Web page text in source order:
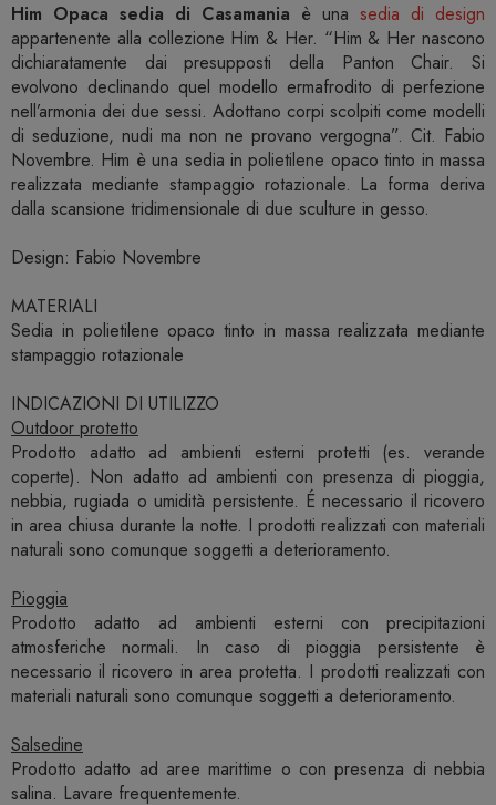
Him Opaca sedia di Casamania è una sedia di design
appartenente alla collezione Him & Her. “Him & Her nascono
dichiaratamente dai presupposti della Panton Chair. Si
evolvono declinando quel modello ermafrodito di perfezione
nell’armonia dei due sessi. Adottano corpi scolpiti come modelli
di seduzione, nudi ma non ne provano vergogna”. Cit. Fabio
Novembre. Him è una sedia in polietilene opaco tinto in massa
realizzata mediante stampaggio rotazionale.‎ La forma deriva
dalla scansione tridimensionale di due sculture in gesso.‎
Design: Fabio Novembre
MATERIALI
Sedia in polietilene opaco tinto in massa realizzata mediante
stampaggio rotazionale
INDICAZIONI DI UTILIZZO
Outdoor protetto
Prodotto adatto ad ambienti esterni protetti (es. verande
coperte). Non adatto ad ambienti con presenza di pioggia,
nebbia, rugiada o umidità persistente. É necessario il ricovero
in area chiusa durante la notte. I prodotti realizzati con materiali
naturali sono comunque soggetti a deterioramento.
Pioggia
Prodotto adatto ad ambienti esterni con precipitazioni
atmosferiche normali. In caso di pioggia persistente è
necessario il ricovero in area protetta. I prodotti realizzati con
materiali naturali sono comunque soggetti a deterioramento.
Salsedine
Prodotto adatto ad aree marittime o con presenza di nebbia
salina. Lavare frequentemente.